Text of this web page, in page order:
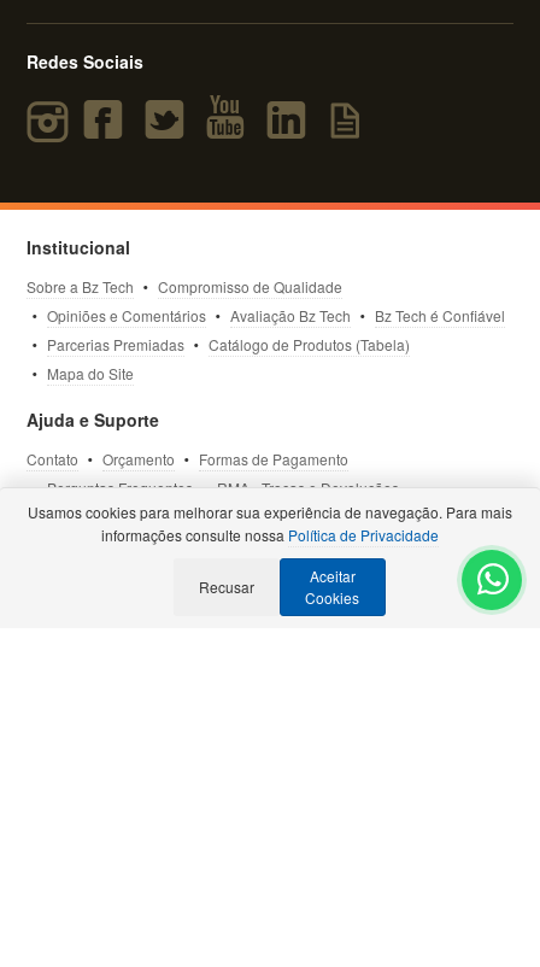
Redes Sociais
Institucional
Sobre a Bz Tech
Compromisso de Qualidade
Opiniões e Comentários
Avaliação Bz Tech
Bz Tech é Confiável
Parcerias Premiadas
Catálogo de Produtos (Tabela)
Mapa do Site
Ajuda e Suporte
Contato Orçamento
Formas de Pagamento
Perguntas Frequentes
RMA - Trocas e Devoluções
Política de Privacidade
Termos de Uso Site Seguro
Selos e Certificações- Veja todas as Parcerias Premiadas
Usamos cookies para melhorar sua experiência de navegação. Para mais
informações consulte nossa Política de Privacidade
Recusar
Aceitar
Cookies